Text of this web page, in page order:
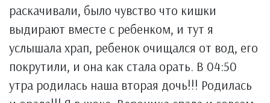
раскачивали, было чувство что кишки
выдирают вместе с ребенком, и тут я
услышала храп, ребенок очищался от вод, его
покрутили, и она как стала орать. В 04:50
утра родилась наша вторая дочь!!! Родилась